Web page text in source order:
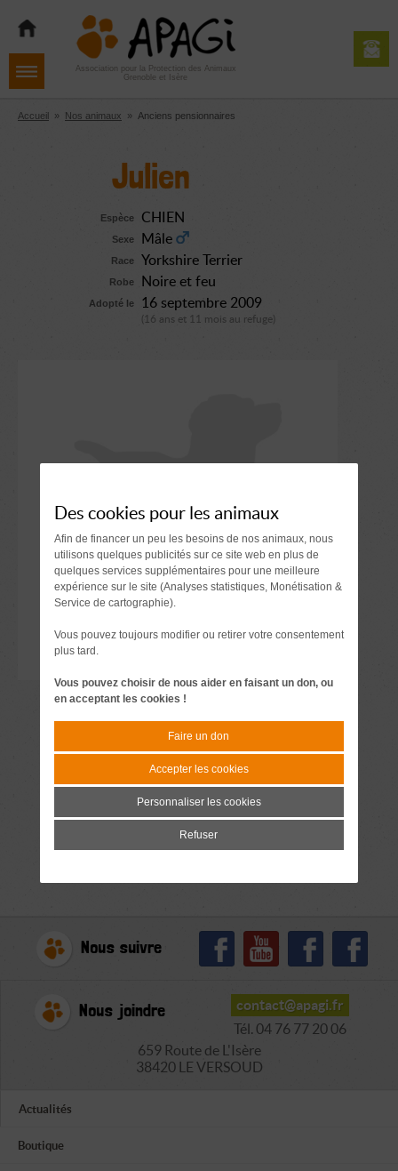
navigation
contenu
Aller
pied
de
Association pour la Protection des Animaux
Grenoble et Isère
Accueil » Nos animaux » Anciens pensionnaires
Julien
Espèce CHIEN
Sexe Mâle
Race Yorkshire Terrier
Robe Noire et feu
Adopté le 16 septembre 2009
(16 ans et 11 mois au refuge)
Nous suivre
Nous joindre
contact@apagi.fr
Tél. 04 76 77 20 06
659 Route de L'Isère
38420 LE VERSOUD
Actualités
Boutique
Des cookies pour les animaux
Afin de financer un peu les besoins de nos animaux, nous
utilisons quelques publicités sur ce site web en plus de
quelques services supplémentaires pour une meilleure
expérience sur le site (Analyses statistiques, Monétisation &
Service de cartographie).
Vous pouvez toujours modifier ou retirer votre consentement
plus tard.
Vous pouvez choisir de nous aider en faisant un don, ou
en acceptant les cookies !
Faire un don
Accepter les cookies
Personnaliser les cookies
Refuser